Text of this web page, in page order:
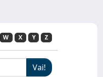
W X Y Z